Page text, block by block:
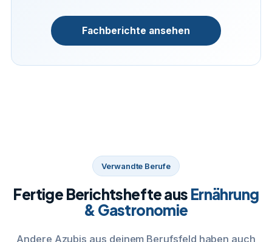
Fachberichte ansehen
Verwandte Berufe
Fertige Berichtshefte aus Ernährung
& Gastronomie
Andere Azubis aus deinem Berufsfeld haben auch